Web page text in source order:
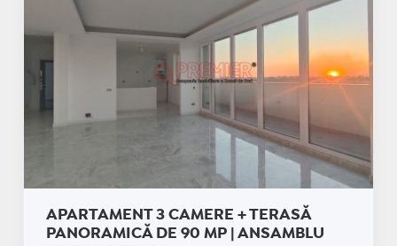
APARTAMENT 3 CAMERE + TERASĂ
PANORAMICĂ DE 90 MP | ANSAMBLU